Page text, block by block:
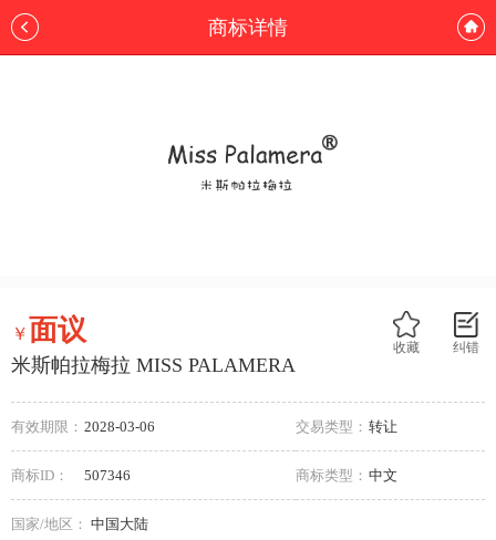
商标详情
纠错
收藏
￥面议
米斯帕拉梅拉 MISS PALAMERA
有效期限： 2028-03-06 交易类型： 转让
商标ID： 507346 商标类型： 中文
国家/地区： 中国大陆